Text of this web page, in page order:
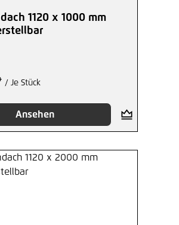
1120 x 1000 mm
/ Je Stück
Ansehen